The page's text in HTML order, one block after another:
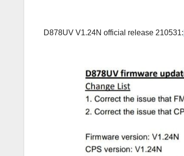
D878UV V1.24N official release 210531: